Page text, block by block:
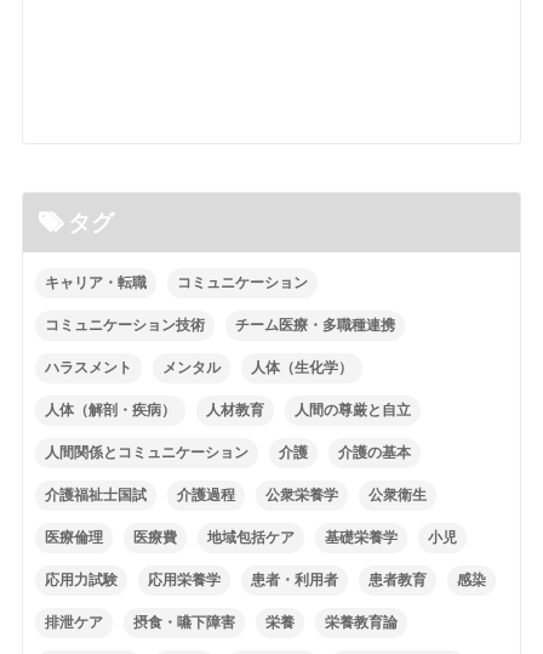
タグ
キャリア・転職 コミュニケーション
コミュニケーション技術 チーム医療・多職種連携
ハラスメント メンタル 人体（生化学）
人体（解剖・疾病） 人材教育 人間の尊厳と自立
人間関係とコミュニケーション 介護 介護の基本
介護福祉士国試 介護過程 公衆栄養学 公衆衛生
医療倫理 医療費 地域包括ケア 基礎栄養学 小児
応用力試験 応用栄養学 患者・利用者 患者教育 感染
排泄ケア 摂食・嚥下障害 栄養 栄養教育論